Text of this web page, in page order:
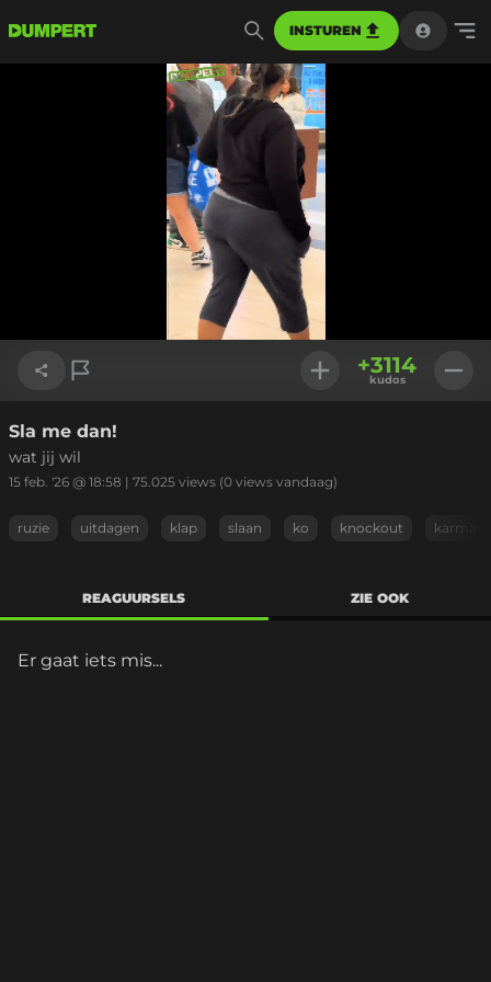
INSTUREN
Geladen
100.00%
Link kopiëren
+3114
kudos
Sla me dan!
wat jij wil
15 feb. '26 @ 18:58 | 75.025 views (0 views vandaag)
ruzie uitdagen klap slaan ko knockout karma
REAGUURSELS ZIE OOK
Er gaat iets mis...